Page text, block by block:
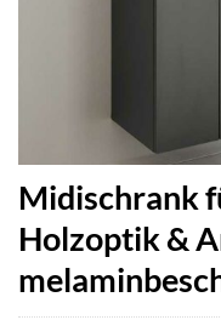
Midischrank
Holzoptik &